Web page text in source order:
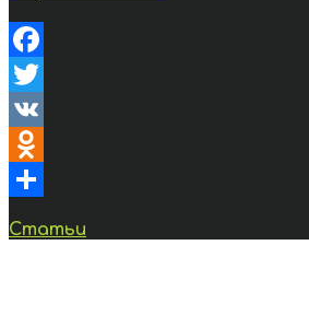
Facebook
Twitter
VK
Odnoklassniki
Статьи